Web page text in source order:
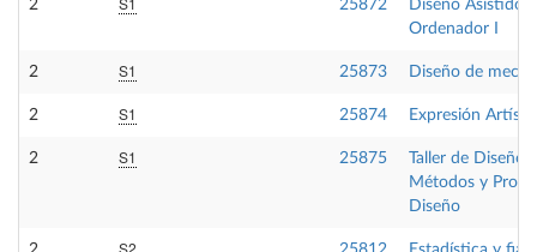
2 25872
Diseño Asistido
Ordenador I
2 S1 25873 Diseño de
2 S1 25874 Expresión
2 S1 25875
Taller de Diseño
Métodos y
Diseño
S2